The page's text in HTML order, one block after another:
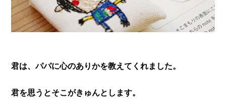
君は、パパに心のありかを教えてくれました。
君を思うとそこがきゅんとします。